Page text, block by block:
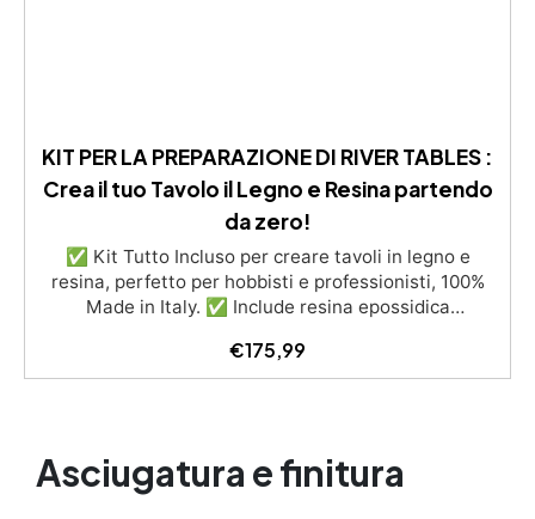
KIT PER LA PREPARAZIONE DI RIVER TABLES :
Crea il tuo Tavolo il Legno e Resina partendo
da zero!
✅ Kit Tutto Incluso per creare tavoli in legno e
resina, perfetto per hobbisti e professionisti, 100%
Made in Italy. ✅ Include resina epossidica
lavorabilità, per colate fino a 2 cm di spessore. ✅
Completo di materiali per la cassaforma: pellicola
dischi abrasivi e pasta professionale EpoxyPolish per
una finitura brillante e impeccabile. ✅ Disponibile in
€175,99
Asciugatura e finitura